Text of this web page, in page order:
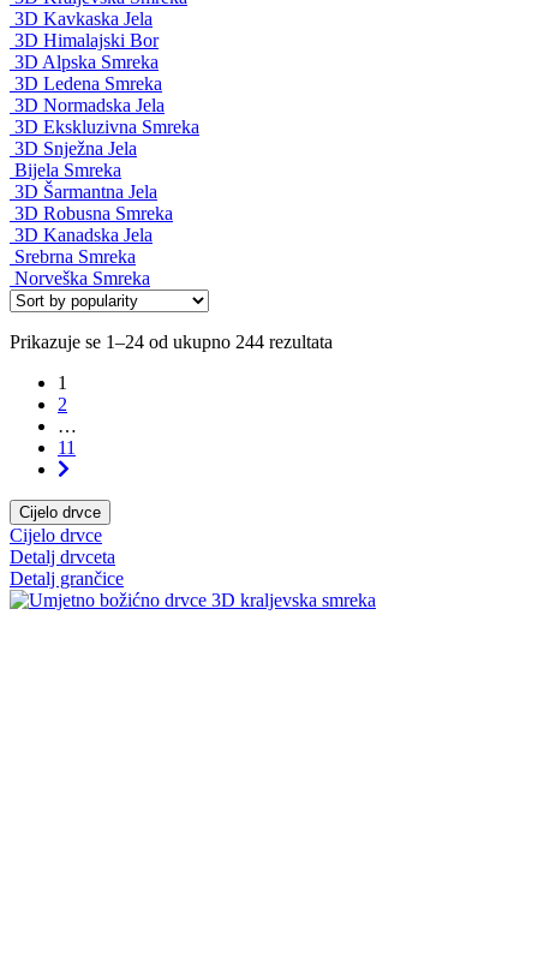
3D Kavkaska Jela
3D Himalajski Bor
3D Alpska Smreka
3D Ledena Smreka
3D Normadska Jela
3D Ekskluzivna Smreka
3D Snježna Jela
Bijela Smreka
3D Šarmantna Jela
3D Robusna Smreka
3D Kanadska Jela
Srebrna Smreka
Norveška Smreka
Prikazuje se 1–24 od ukupno 244 rezultata
1
2
…
11
Cijelo drvce
Cijelo drvce
Detalj drvceta
Detalj grančice